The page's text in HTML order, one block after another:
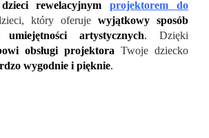
rewelacyjnymprojektorem do
który oferuje wyjątkowy sposób
artystycznych. Dzięki
obsługi projektora Twoje dziecko
wygodnie i pięknie.